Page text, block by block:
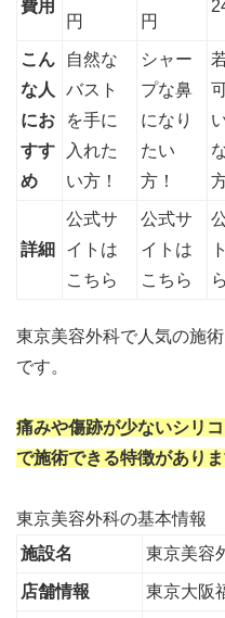
費用
円
円
こん
な人
にお
すす
め
自然な
バスト
を手に
入れた
い方！
シャー
プな鼻
になり
たい
方！
詳細
公式サ
イトは
こちら
公式サ
イトは
こちら
ら
東京美容外科で人気の施
です。
痛みや傷跡が少ないシリ
で施術できる特徴がありま
東京美容外科の基本情報
施設名
東京美容
店舗情報 東京大阪